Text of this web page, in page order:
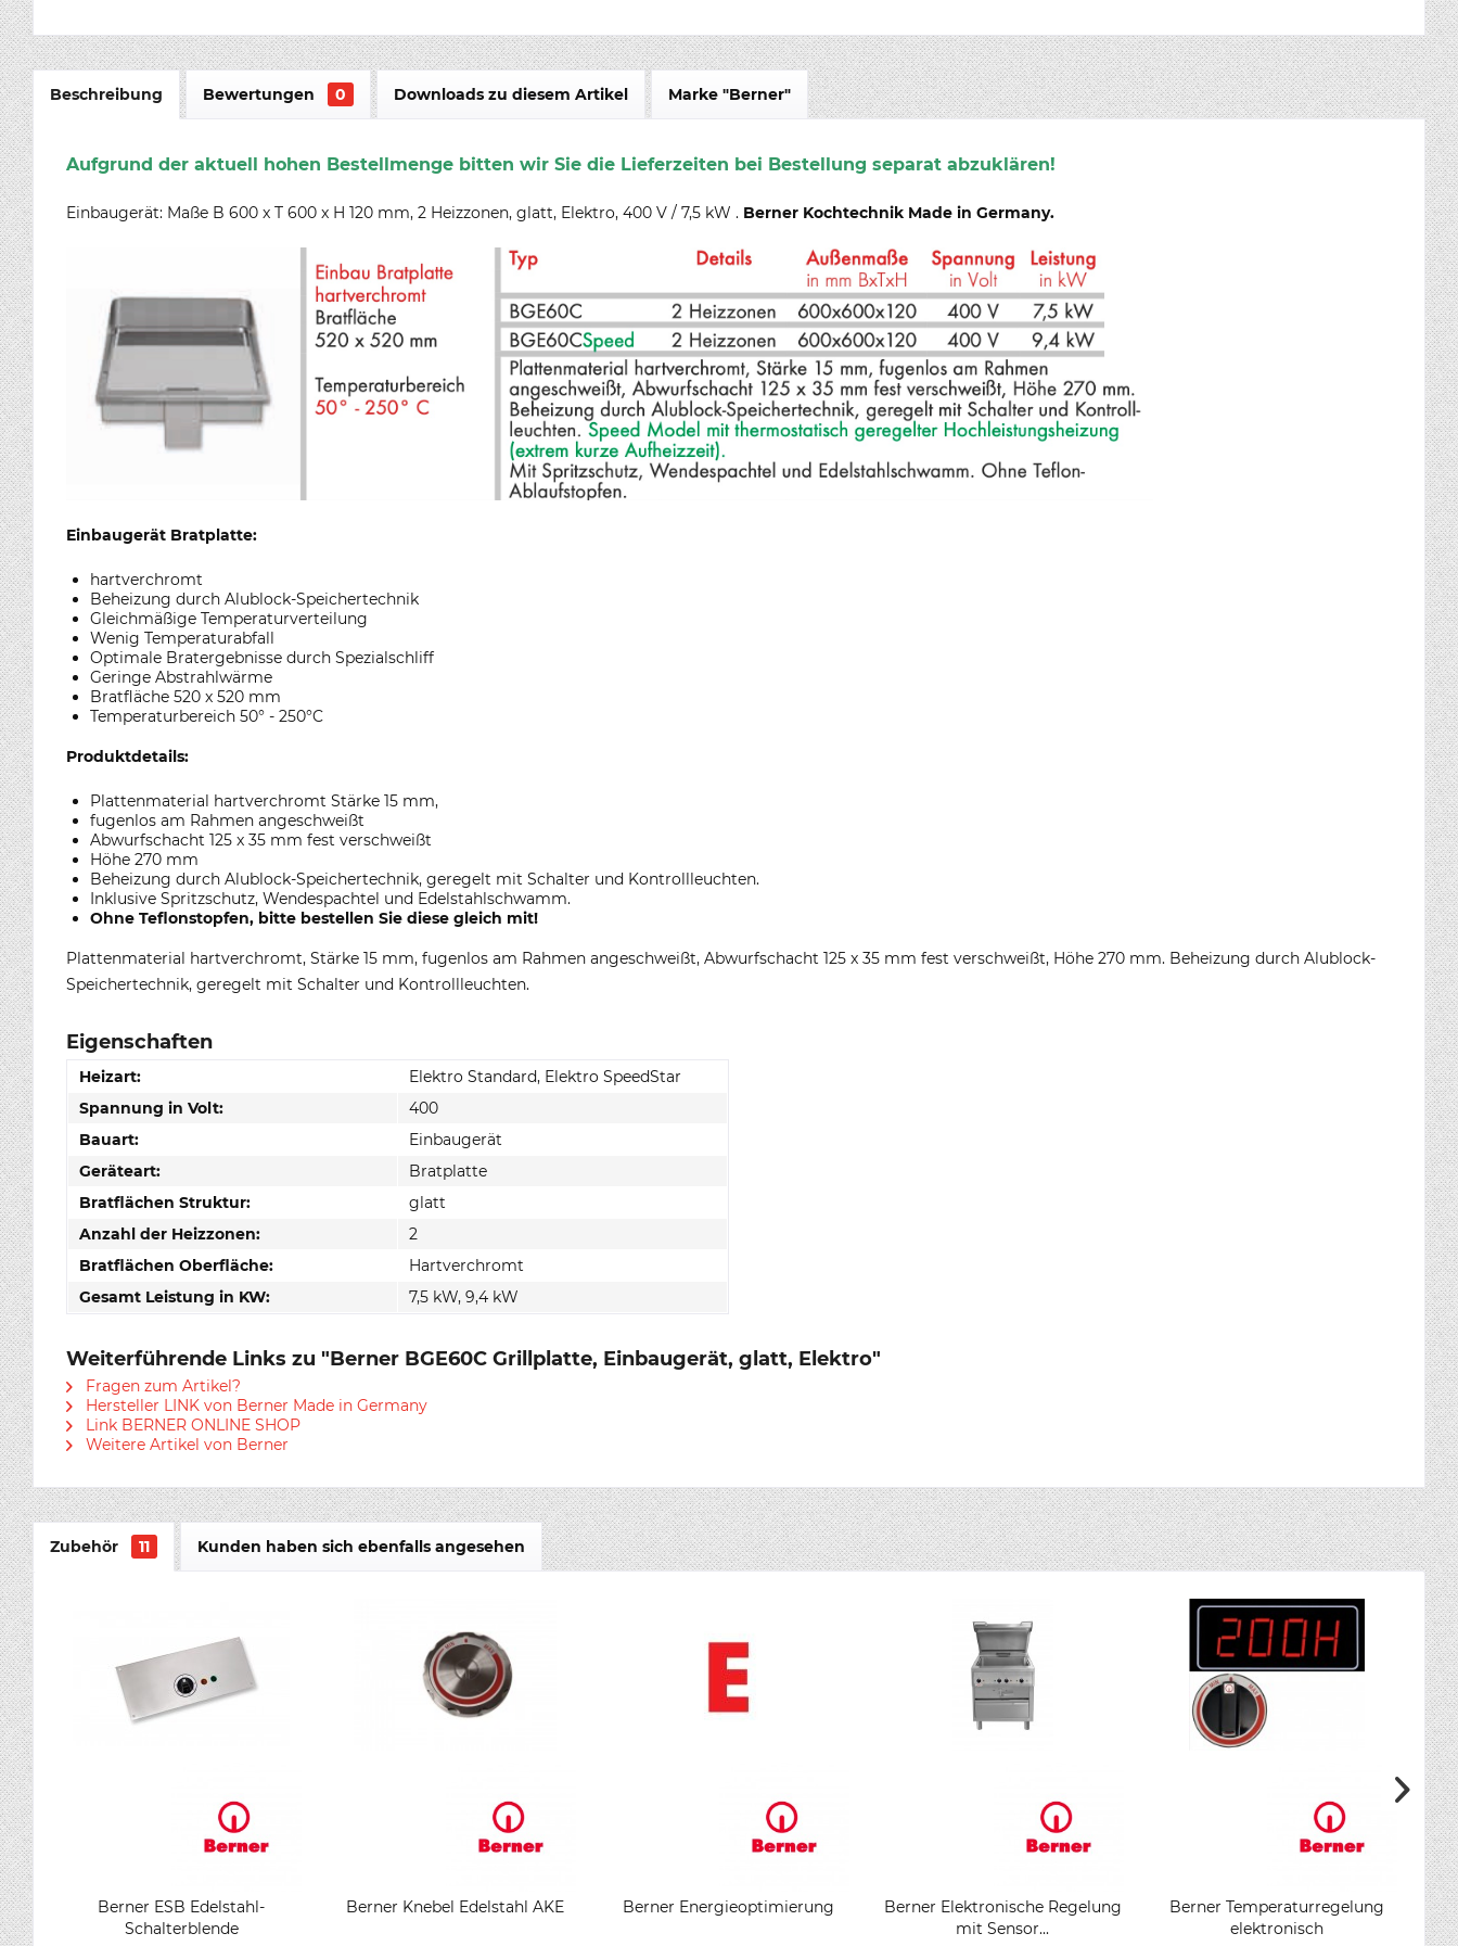
Beschreibung Bewertungen 0 Downloads zu diesem Artikel Marke "Berner"
Aufgrund der aktuell hohen Bestellmenge bitten wir Sie die Lieferzeiten bei Bestellung separat abzuklären!
Einbaugerät: Maße B 600 x T 600 x H 120 mm, 2 Heizzonen, glatt, Elektro, 400 V / 7,5 kW . Berner Kochtechnik Made in Germany.
Einbaugerät Bratplatte:
hartverchromt
Beheizung durch Alublock-Speichertechnik
Gleichmäßige Temperaturverteilung
Wenig Temperaturabfall
Optimale Bratergebnisse durch Spezialschliff
Geringe Abstrahlwärme
Bratfläche 520 x 520 mm
Temperaturbereich 50° - 250°C
Produktdetails:
Plattenmaterial hartverchromt Stärke 15 mm,
fugenlos am Rahmen angeschweißt
Abwurfschacht 125 x 35 mm fest verschweißt
Höhe 270 mm
Beheizung durch Alublock-Speichertechnik, geregelt mit Schalter und Kontrollleuchten.
Inklusive Spritzschutz, Wendespachtel und Edelstahlschwamm.
Ohne Teflonstopfen, bitte bestellen Sie diese gleich mit!
Plattenmaterial hartverchromt, Stärke 15 mm, fugenlos am Rahmen angeschweißt, Abwurfschacht 125 x 35 mm fest verschweißt, Höhe 270 mm. Beheizung durch Alublock-
Speichertechnik, geregelt mit Schalter und Kontrollleuchten.
Eigenschaften
Heizart:
Elektro Standard, Elektro SpeedStar
Spannung in Volt:
400
Bauart:
Einbaugerät
Geräteart:
Bratplatte
Bratflächen Struktur:
glatt
Anzahl der Heizzonen:
2
Bratflächen Oberfläche:
Hartverchromt
Gesamt Leistung in KW:
7,5 kW, 9,4 kW
Weiterführende Links zu "Berner BGE60C Grillplatte, Einbaugerät, glatt, Elektro"
Fragen zum Artikel?
Hersteller LINK von Berner Made in Germany
Link BERNER ONLINE SHOP
Weitere Artikel von Berner
Zubehör 11 Kunden haben sich ebenfalls angesehen
Berner ESB Edelstahl-
Schalterblende
Berner Knebel Edelstahl AKE Berner Energieoptimierung
Berner Elektronische Regelung
mit Sensor...
Berner Temperaturregelung
elektronisch